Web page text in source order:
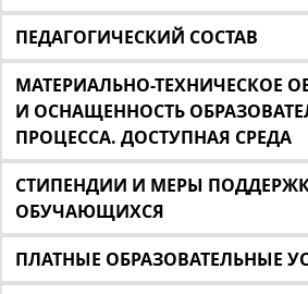
ПЕДАГОГИЧЕСКИЙ СОСТАВ
МАТЕРИАЛЬНО-ТЕХНИЧЕСКОЕ
И ОСНАЩЕННОСТЬ
ПРОЦЕССА. ДОСТУПНАЯ СРЕДА
СТИПЕНДИИ И МЕРЫ
ОБУЧАЮЩИХСЯ
ПЛАТНЫЕ ОБРАЗОВАТЕЛЬНЫЕ